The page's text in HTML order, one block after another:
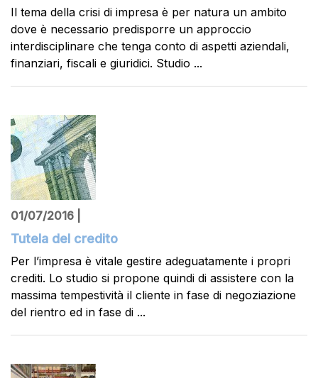
Il tema della crisi di impresa è per natura un ambito
dove è necessario predisporre un approccio
interdisciplinare che tenga conto di aspetti aziendali,
finanziari, fiscali e giuridici. Studio ...
01/07/2016 |
Tutela del credito
Per l’impresa è vitale gestire adeguatamente i propri
crediti. Lo studio si propone quindi di assistere con la
massima tempestività il cliente in fase di negoziazione
del rientro ed in fase di ...